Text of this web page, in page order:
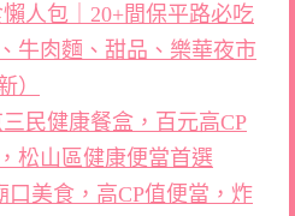
人包｜20+間保平路必吃
牛肉麵、甜品、樂華夜市
）
民健康餐盒，百元高CP
松山區健康便當首選
口美食，高CP值便當，炸